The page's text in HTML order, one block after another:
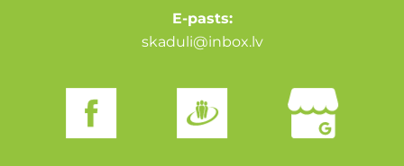
E-pasts:
skaduli@inbox.lv